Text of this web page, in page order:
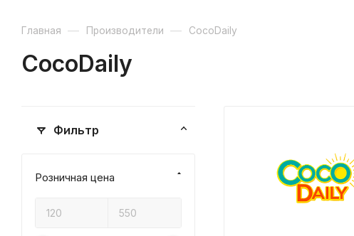
Главная — Производители — CocoDaily
CocoDaily
Фильтр
Розничная цена